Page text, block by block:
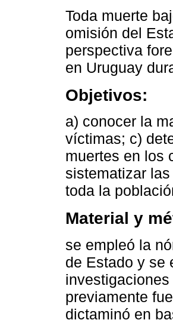
Toda muerte
omisión del
perspectiva
en Uruguay
Objetivos:
a) conocer la
víctimas; c)
muertes en los
sistematizar
toda la
Material y
se empleó la
de Estado y se
previamente
dictaminó en